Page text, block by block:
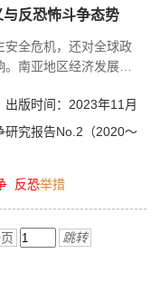
獗势头。但恐怖组织
上、线下的“宣教”和
怖主义潜在威胁不
义的土壤，恐怖分子
反恐怖斗争态势
安全危机，还对全球政
南亚地区经济发展缓
灾区。疫情开始后，南
严重影响，失业率提
文将概述南亚地区面
的原因，并总结南亚
出版时间：2023年11月
研究报告No.2（2020～
反恐举措
跳转